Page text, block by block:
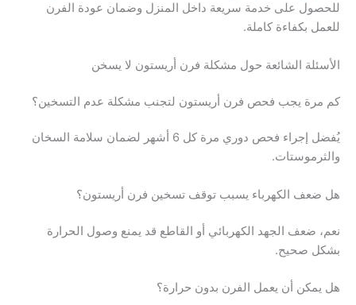
للحصول على خدمة سريعة داخل المنزل وضمان عودة الفرن
للعمل بكفاءة كاملة.
الأسئلة الشائعة حول مشكلة فرن أريستون لا يسخن
كم مرة يجب فحص فرن أريستون لتجنب مشكلة عدم التسخين؟
يُفضل إجراء فحص دوري مرة كل 6 أشهر لضمان سلامة السخان
والثرموستات.
هل ضعف الكهرباء يسبب توقف تسخين فرن أريستون؟
نعم، ضعف الجهد الكهربائي أو القاطع قد يمنع وصول الحرارة
بشكل صحيح.
هل يمكن أن يعمل الفرن بدون حرارة؟